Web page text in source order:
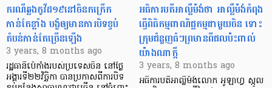
ករណីឆ្លងកូវីដ១៩នៅចិនកក្រើក
កាន់តែខ្លាំង បង្ខំឲ្យមានការបិទខ្ទប់
តំបន់កាន់តែច្រើនឡើង
3 years, 8 months ago
រដ្ឋធានីប៉េកាំងរបស់ប្រទេសចិន នៅថ្ងៃ
អង្គារទី២២វិច្ឆិកា បានប្រកាសពីការបិទ
អធិការបតីអាល្លឺម៉ង់ថា អាល្លឺម៉ង់កំពុង
ធ្វើពិធិកម្មពាណិជ្ជកម្មជាមួយចិន ទោះ
ក្រុមជំនួញធំៗព្រមានពីផលប៉ះពាល់
យ៉ាងណាក្ដី
3 years, 8 months ago
អធិការបតីអាល្លឺម៉ង់លោក អូឡាហ្វ ស្កូល